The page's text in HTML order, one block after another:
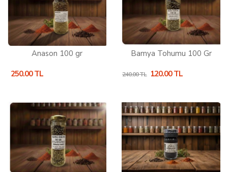
Anason 100 gr
250.00 TL
Bamya Tohumu 100 Gr
240.00 TL 120.00 TL